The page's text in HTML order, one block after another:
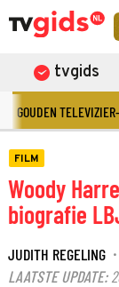
tvgids
GOUDEN
FILM
Woody
biografie
JUDITH REGELING ·
LAATSTE UPDATE: